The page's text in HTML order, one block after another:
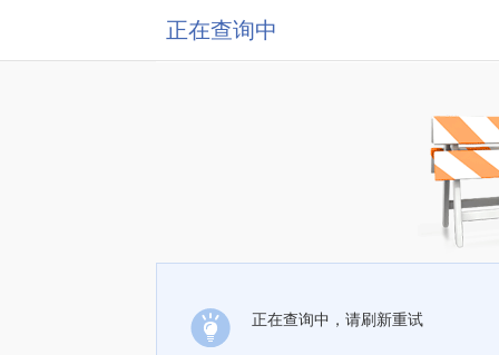
正在查询中
正在查询中，请刷新重试